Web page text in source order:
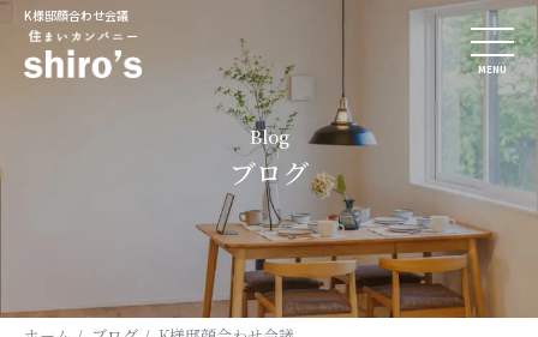
K様邸顔合わせ会議
MENU
Blog
ブログ